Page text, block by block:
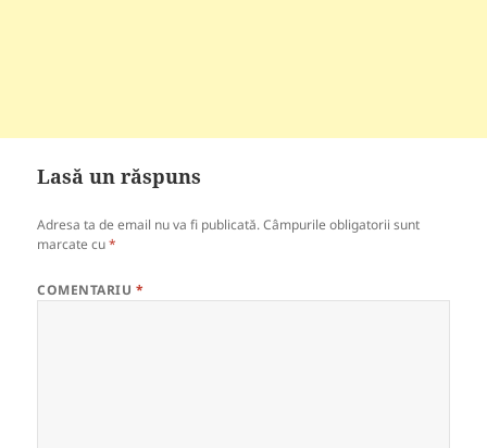
Lasă un răspuns
Adresa ta de email nu va fi publicată. Câmpurile obligatorii sunt
marcate cu*
COMENTARIU *